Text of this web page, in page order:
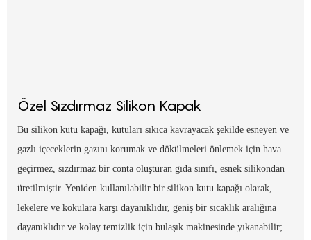
Özel Sızdırmaz Silikon Kapak
Bu silikon kutu kapağı, kutuları sıkıca kavrayacak şekilde esneyen ve
gazlı içeceklerin gazını korumak ve dökülmeleri önlemek için hava
geçirmez, sızdırmaz bir conta oluşturan gıda sınıfı, esnek silikondan
üretilmiştir. Yeniden kullanılabilir bir silikon kutu kapağı olarak,
lekelere ve kokulara karşı dayanıklıdır, geniş bir sıcaklık aralığına
dayanıklıdır ve kolay temizlik için bulaşık makinesinde yıkanabilir;